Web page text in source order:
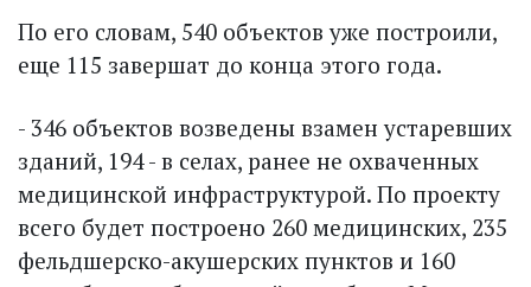
По его словам, 540 объектов уже построили,
еще 115 завершат до конца этого года.
- 346 объектов возведены взамен устаревших
зданий, 194 - в селах, ранее не охваченных
медицинской инфраструктурой. По проекту
всего будет построено 260 медицинских, 235
фельдшерско-акушерских пунктов и 160